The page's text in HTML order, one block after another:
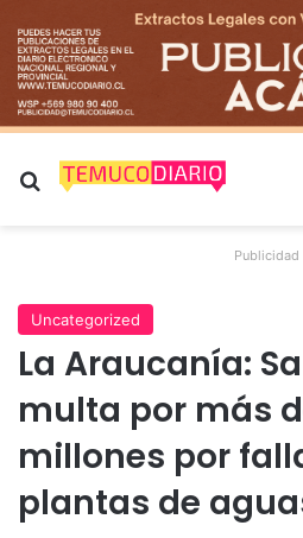
Buscar por
Publicidad
Uncategorized
La Araucanía:
multa por más
millones por
plantas de